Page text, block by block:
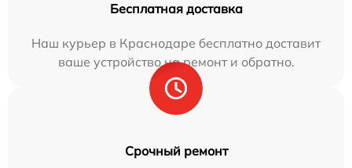
Бесплатная доставка
Наш курьер в Краснодаре бесплатно доставит
ваше устройство на ремонт и обратно.
Срочный ремонт